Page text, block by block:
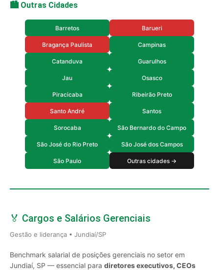
🏙️ Outras Cidades
Barretos Barueri
Bragança Paulista Campinas
Catanduva Guarulhos
Jau Osasco
Piracicaba Ribeirão Preto
Santo André Santos
Sorocaba São Bernardo do Campo
São José do Rio Preto São José dos Campos
São Paulo Outras cidades →
🏅 Cargos e Salários Gerenciais
Gestão e liderança • Jundiaí/SP
Benchmark salarial de posições gerenciais no setor em
Jundiaí, SP — essencial para diretores executivos, CEOs